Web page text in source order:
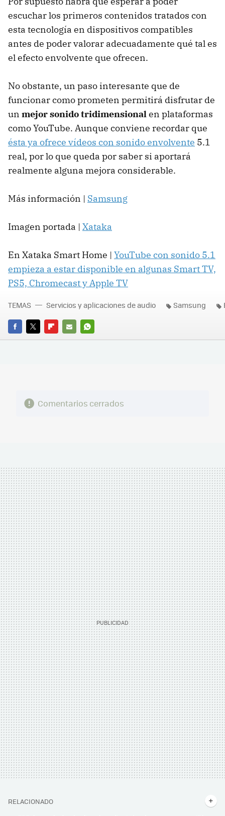
escuchar los primeros contenidos tratados con
esta tecnología en dispositivos compatibles
antes de poder valorar adecuadamente qué tal es
el efecto envolvente que ofrecen.
No obstante, un paso interesante que de
funcionar como prometen permitirá disfrutar de
un mejor sonido tridimensionalen plataformas
como YouTube. Aunque conviene recordar que
ésta ya ofrece vídeos con sonido envolvente 5.1
real, por lo que queda por saber si aportará
realmente alguna mejora considerable.
Más información | Samsung
Imagen portada | Xataka
En Xataka Smart Home | YouTube con sonido 5.1
empieza a estar disponible en algunas Smart TV,
PS5, Chromecast y Apple TV
FACEBOOK
TWITTERFLIPBOARD
E-
WHATSAPP
TEMAS Servicios y aplicaciones de audio Samsung
Comentarios cerrados
RELACIONADO